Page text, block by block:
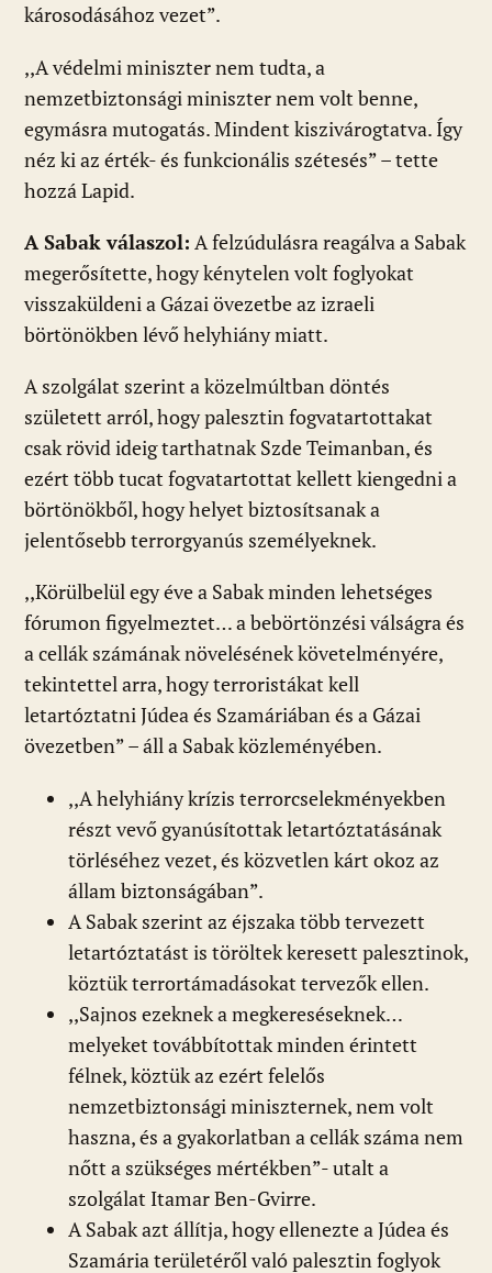
károsodásához vezet”.
,,A védelmi miniszter nem tudta, a
nemzetbiztonsági miniszter nem volt benne,
egymásra mutogatás. Mindent kiszivárogtatva. Így
néz ki az érték- és funkcionális szétesés” – tette
hozzá Lapid.
A Sabak válaszol: A felzúdulásra reagálva a Sabak
megerősítette, hogy kénytelen volt foglyokat
visszaküldeni a Gázai övezetbe az izraeli
börtönökben lévő helyhiány miatt.
A szolgálat szerint a közelmúltban döntés
született arról, hogy palesztin fogvatartottakat
csak rövid ideig tarthatnak Szde Teimanban, és
ezért több tucat fogvatartottat kellett kiengedni a
börtönökből, hogy helyet biztosítsanak a
jelentősebb terrorgyanús személyeknek.
,,Körülbelül egy éve a Sabak minden lehetséges
fórumon figyelmeztet… a bebörtönzési válságra és
a cellák számának növelésének követelményére,
tekintettel arra, hogy terroristákat kell
letartóztatni Júdea és Szamáriában és a Gázai
övezetben” – áll a Sabak közleményében.
,,A helyhiány krízis terrorcselekményekben
részt vevő gyanúsítottak letartóztatásának
törléséhez vezet, és közvetlen kárt okoz az
állam biztonságában”.
A Sabak szerint az éjszaka több tervezett
letartóztatást is töröltek keresett palesztinok,
köztük terrortámadásokat tervezők ellen.
,,Sajnos ezeknek a megkereséseknek…
melyeket továbbítottak minden érintett
félnek, köztük az ezért felelős
nemzetbiztonsági miniszternek, nem volt
haszna, és a gyakorlatban a cellák száma nem
nőtt a szükséges mértékben”- utalt a
szolgálat Itamar Ben-Gvirre.
A Sabak azt állítja, hogy ellenezte a Júdea és
Szamária területéről való palesztin foglyok